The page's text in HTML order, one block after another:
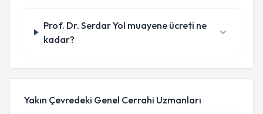
Prof. Dr. Serdar Yol muayene ücreti ne
kadar?
Yakın Çevredeki Genel Cerrahi Uzmanları